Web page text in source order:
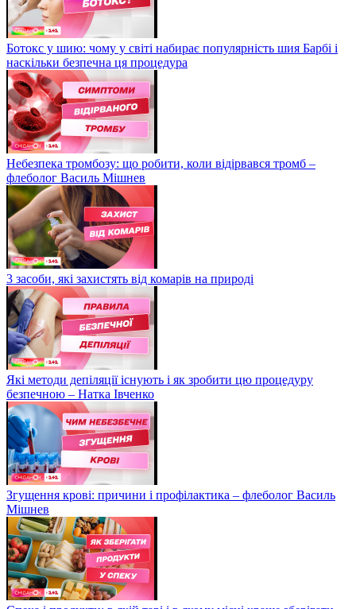
Ботокс у шию: чому у світі набирає популярність шия Барбі і
наскільки безпечна ця процедура
Небезпека тромбозу: що робити, коли відірвався тромб –
флеболог Василь Мішнев
3 засоби, які захистять від комарів на природі
Які методи депіляції існують і як зробити цю процедуру
безпечною – Натка Івченко
Згущення крові: причини і профілактика – флеболог Василь
Мішнев